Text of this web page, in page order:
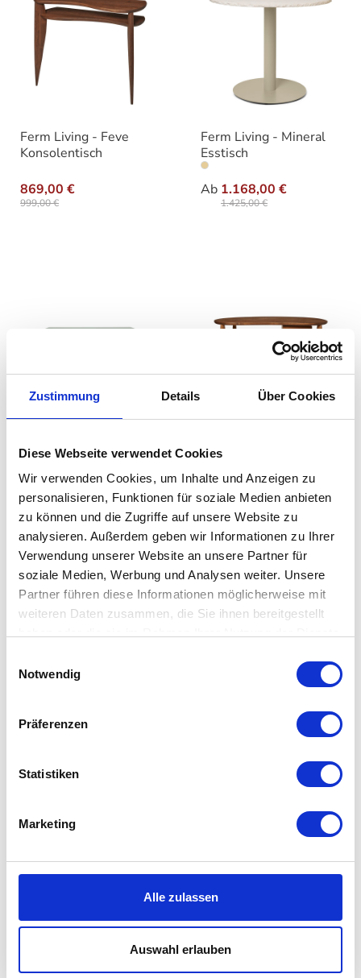
Zustimmung Details Über Cookies
Diese Webseite verwendet Cookies
Wir verwenden Cookies, um Inhalte und Anzeigen zu
personalisieren, Funktionen für soziale Medien anbieten
zu können und die Zugriffe auf unsere Website zu
analysieren. Außerdem geben wir Informationen zu Ihrer
Verwendung unserer Website an unsere Partner für
soziale Medien, Werbung und Analysen weiter. Unsere
Partner führen diese Informationen möglicherweise mit
weiteren Daten zusammen, die Sie ihnen bereitgestellt
Datenschutzerklärung
Notwendig
Präferenzen
Statistiken
Marketing
Alle zulassen
Auswahl erlauben
Ferm Living - Feve
Konsolentisch
869,00 €
999,00 €
Ferm Living - Mineral
Esstisch
Ab 1.168,00 €
1.425,00 €
Varianten
Ferm Living - Rink
Ab 1.349,00 €
1.829,00 €
Ausführung auswählen
Ferm Living - Feve
1.954,00 €
2.299,00 €
Esstisch
1.278,00 €
1.559,00 €
Ferm Living - Aukko